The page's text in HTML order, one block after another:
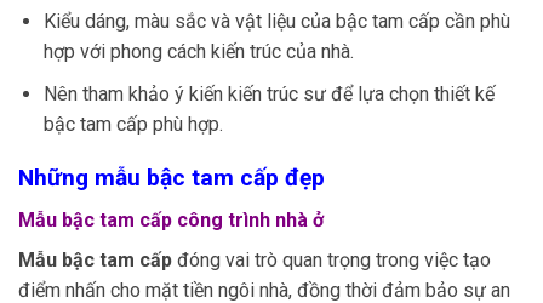
Kiểu dáng, màu sắc và vật liệu của bậc tam cấp cần phù
hợp với phong cách kiến trúc của nhà.
Nên tham khảo ý kiến kiến trúc sư để lựa chọn thiết kế
bậc tam cấp phù hợp.
Những mẫu bậc tam cấp đẹp
Mẫu bậc tam cấp công trình nhà ở
Mẫu bậc tam cấp đóng vai trò quan trọng trong việc tạo
điểm nhấn cho mặt tiền ngôi nhà, đồng thời đảm bảo sự an